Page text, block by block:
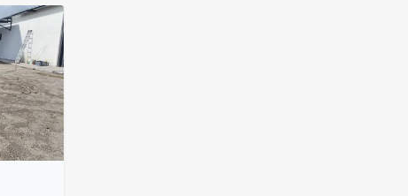
Venta